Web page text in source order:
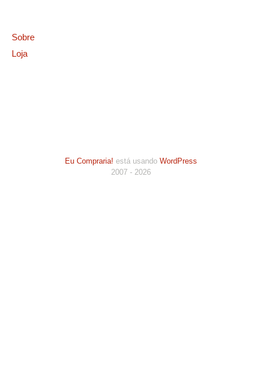
Sobre
Loja
Eu Compraria! está usando WordPress
2007 - 2026